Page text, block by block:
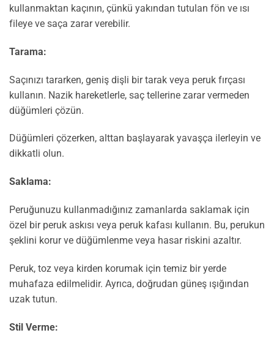
kullanmaktan kaçının, çünkü yakından tutulan fön ve ısı
fileye ve saça zarar verebilir.
Tarama:
Saçınızı tararken, geniş dişli bir tarak veya peruk fırçası
kullanın. Nazik hareketlerle, saç tellerine zarar vermeden
düğümleri çözün.
Düğümleri çözerken, alttan başlayarak yavaşça ilerleyin ve
dikkatli olun.
Saklama:
Peruğunuzu kullanmadığınız zamanlarda saklamak için
özel bir peruk askısı veya peruk kafası kullanın. Bu, perukun
şeklini korur ve düğümlenme veya hasar riskini azaltır.
Peruk, toz veya kirden korumak için temiz bir yerde
muhafaza edilmelidir. Ayrıca, doğrudan güneş ışığından
uzak tutun.
Stil Verme: